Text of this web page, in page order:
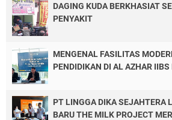
DAGING KUDA BERKHASIAT
PENYAKIT
MENGENAL FASILITAS
PENDIDIKAN DI AL AZHAR
PT LINGGA DIKA SEJAHTERA
BARU THE MILK PROJECT